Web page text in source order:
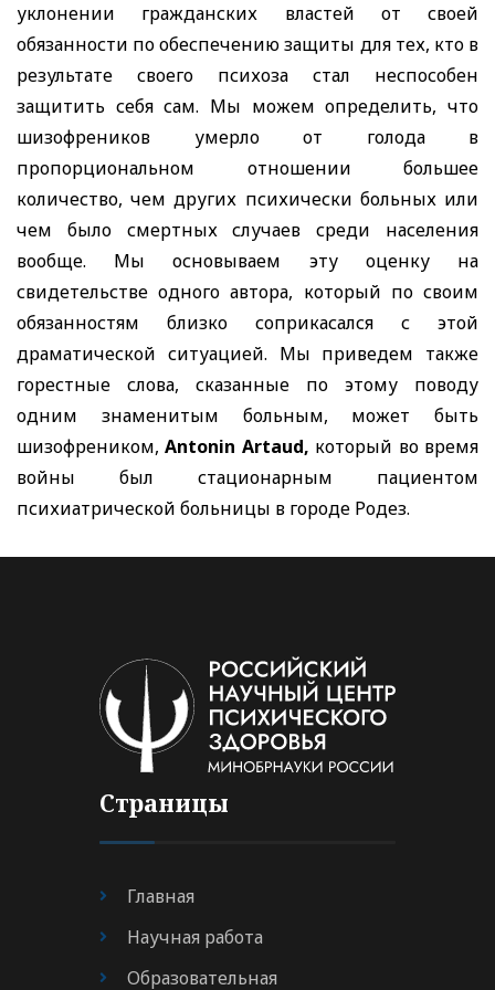
уклонении гражданских властей от своей
обязанности по обеспечению защиты для тех, кто в
результате своего психоза стал неспособен
защитить себя сам. Мы можем определить, что
шизофреников умерло от голода в
пропорциональном отношении большее
количество, чем других психически больных или
чем было смертных случаев среди населения
вообще. Мы основываем эту оценку на
свидетельстве одного автора, который по своим
обязанностям близко соприкасался с этой
драматической ситуацией. Мы приведем также
горестные слова, сказанные по этому поводу
одним знаменитым больным, может быть
шизофреником,Antonin Artaud, который во время
войны был стационарным пациентом
психиатрической больницы в городе Родез.
Страницы
Главная
Научная работа
Образовательная